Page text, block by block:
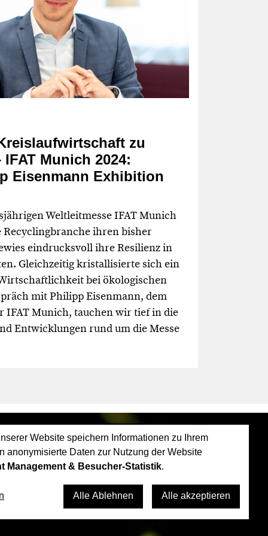
zu
Munich 2024:
Eisenmann Exhibition
Weltleitmesse IFAT Munich
ihren bisher
eindrucksvoll ihre Resilienz in
Gleichzeitig kristallisierte sich ein
bei ökologischen
mit Philipp Eisenmann, dem
IFAT Munich, tauchen wir tief in die
Entwicklungen rund um die Messe
Datenschutz konfigurieren
Website speichern Informationen zu Ihrem
anonymisierte Daten zur Nutzung der Website
Management & Besucher-Statistik.
Alle Ablehnen Alle akzeptieren